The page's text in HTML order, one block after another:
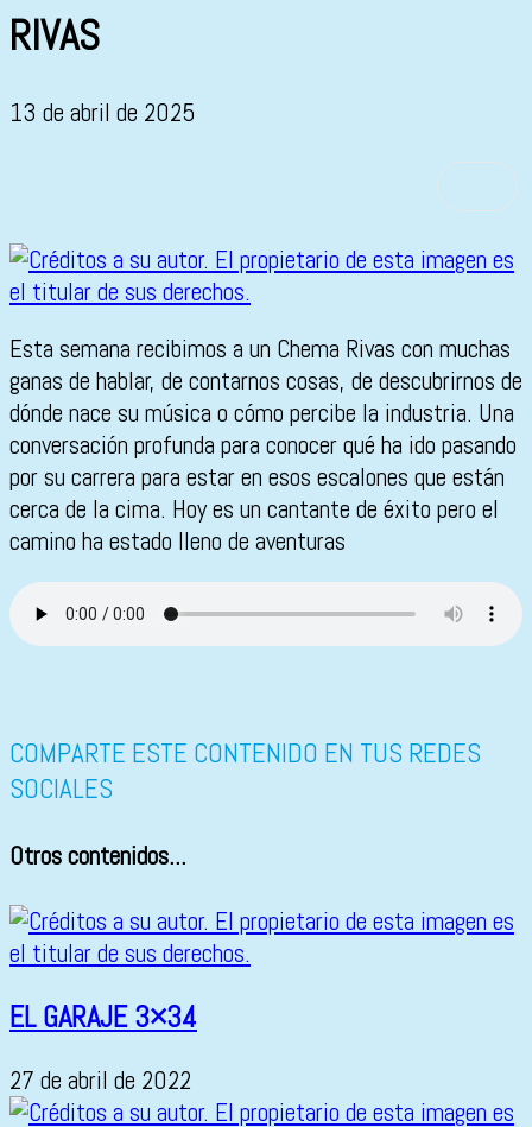
RIVAS
13 de abril de 2025
Esta semana recibimos a un Chema Rivas con muchas
ganas de hablar, de contarnos cosas, de descubrirnos de
dónde nace su música o cómo percibe la industria. Una
conversación profunda para conocer qué ha ido pasando
por su carrera para estar en esos escalones que están
cerca de la cima. Hoy es un cantante de éxito pero el
camino ha estado lleno de aventuras
COMPARTE ESTE CONTENIDO EN TUS REDES
SOCIALES
Otros contenidos...
EL GARAJE 3×34
27 de abril de 2022